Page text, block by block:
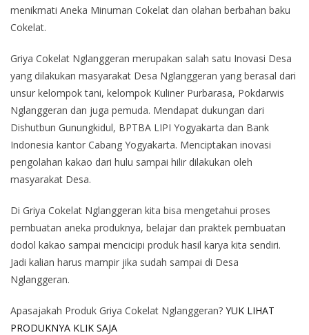
menikmati Aneka Minuman Cokelat dan olahan berbahan baku
Cokelat.
Griya Cokelat Nglanggeran merupakan salah satu Inovasi Desa
yang dilakukan masyarakat Desa Nglanggeran yang berasal dari
unsur kelompok tani, kelompok Kuliner Purbarasa, Pokdarwis
Nglanggeran dan juga pemuda. Mendapat dukungan dari
Dishutbun Gunungkidul, BPTBA LIPI Yogyakarta dan Bank
Indonesia kantor Cabang Yogyakarta. Menciptakan inovasi
pengolahan kakao dari hulu sampai hilir dilakukan oleh
masyarakat Desa.
Di Griya Cokelat Nglanggeran kita bisa mengetahui proses
pembuatan aneka produknya, belajar dan praktek pembuatan
dodol kakao sampai mencicipi produk hasil karya kita sendiri.
Jadi kalian harus mampir jika sudah sampai di Desa
Nglanggeran.
Apasajakah Produk Griya Cokelat Nglanggeran? YUK LIHAT
PRODUKNYA KLIK SAJA